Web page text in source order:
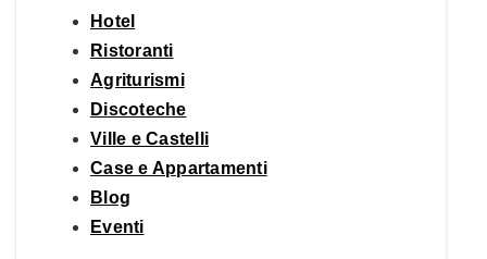
Hotel
Ristoranti
Agriturismi
Discoteche
Ville e Castelli
Case e Appartamenti
Blog
Eventi